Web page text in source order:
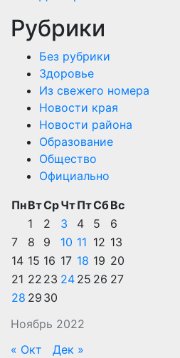
Рубрики
Без рубрики
Здоровье
Из свежего номера
Новости края
Новости района
Образование
Общество
Официально
Ноябрь 2022
ПнВтСрЧтПтСбВс
1
2 3 4 5
6
7
8 9 10 11 12 13
14 15 16 17 18 19 20
21 22 23 24 25 26 27
28 29 30
« Окт Дек »